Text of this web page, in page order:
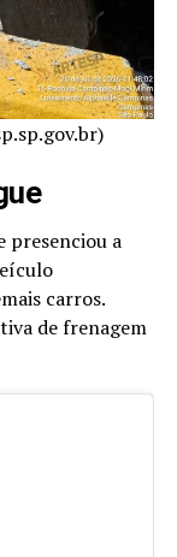
presenciou a
carros.
de frenagem